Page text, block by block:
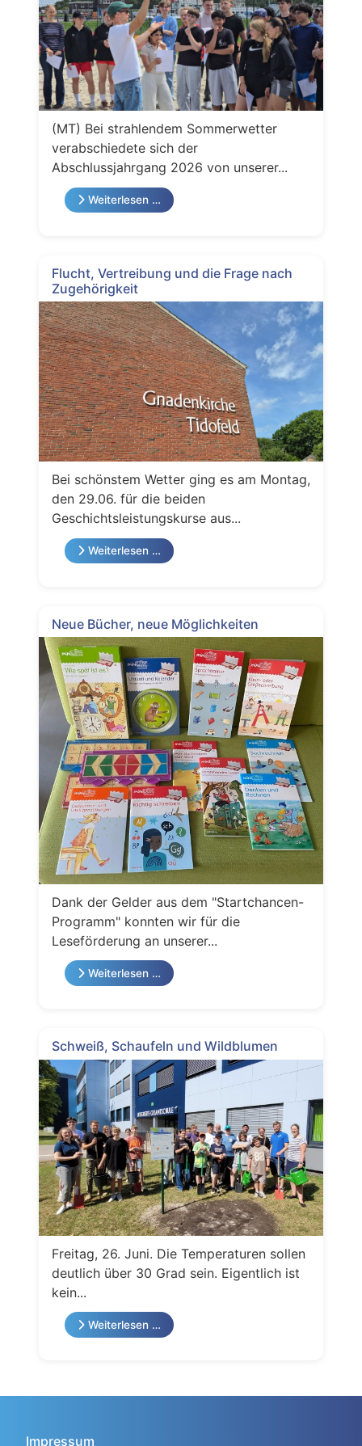
(MT) Bei strahlendem Sommerwetter
verabschiedete sich der
Abschlussjahrgang 2026 von unserer...
Weiterlesen …
Flucht, Vertreibung und die Frage nach
Zugehörigkeit
Bei schönstem Wetter ging es am Montag,
den 29.06. für die beiden
Geschichtsleistungskurse aus...
Weiterlesen …
Neue Bücher, neue Möglichkeiten
Dank der Gelder aus dem "Startchancen-
Programm" konnten wir für die
Leseförderung an unserer...
Weiterlesen …
Schweiß, Schaufeln und Wildblumen
Freitag, 26. Juni. Die Temperaturen sollen
deutlich über 30 Grad sein. Eigentlich ist
kein...
Weiterlesen …
Impressum